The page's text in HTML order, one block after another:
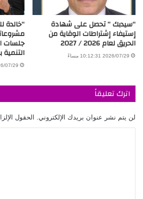
“سيدبك ” تحصل على شهادة
إستيفاء إشتراطات الوقاية من
الحريق لعام 2026 / 2027
2026/07/29 10:12:31 مساءً
“خالدة
جلسات
التنمية
2026/07/29
اترك تعليقاً
لن يتم نشر عنوان بريدك الإلكتروني. الحقول